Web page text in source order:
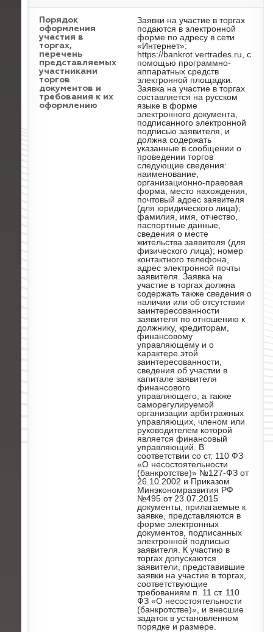
Порядок
оформления
участия в
торгах,
перечень
представляемых
участниками
торгов
документов и
требования к их
оформлению
Заявки на участие в торгах
подаются в электронной
форме по адресу в сети
«Интернет»:
https://bankrot.vertrades.ru, с
помощью программно-
аппаратных средств
электронной площадки.
Заявка на участие в торгах
составляется на русском
языке в форме
электронного документа,
подписанного электронной
подписью заявителя, и
должна содержать
указанные в сообщении о
проведении торгов
следующие сведения:
наименование,
организационно-правовая
форма, место нахождения,
почтовый адрес заявителя
(для юридического лица);
фамилия, имя, отчество,
паспортные данные,
сведения о месте
жительства заявителя (для
физического лица); номер
контактного телефона,
адрес электронной почты
заявителя. Заявка на
участие в торгах должна
содержать также сведения о
наличии или об отсутствии
заинтересованности
заявителя по отношению к
должнику, кредиторам,
финансовому
управляющему и о
характере этой
заинтересованности,
сведения об участии в
капитале заявителя
финансового
управляющего, а также
саморегулируемой
организации арбитражных
управляющих, членом или
руководителем которой
является финансовый
управляющий. В
соответствии со ст. 110 ФЗ
«О несостоятельности
(банкротстве)» №127-ФЗ от
26.10.2002 и Приказом
Минэкономразвития РФ
№495 от 23.07.2015
документы, прилагаемые к
заявке, представляются в
форме электронных
документов, подписанных
электронной подписью
заявителя. К участию в
торгах допускаются
заявители, представившие
заявки на участие в торгах,
соответствующие
требованиям п. 11 ст. 110
ФЗ «О несостоятельности
(банкротстве)», и внесшие
задаток в установленном
порядке и размере.